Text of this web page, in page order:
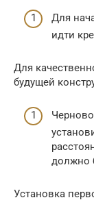
Для
идти
Для
будущей
должно
Установка